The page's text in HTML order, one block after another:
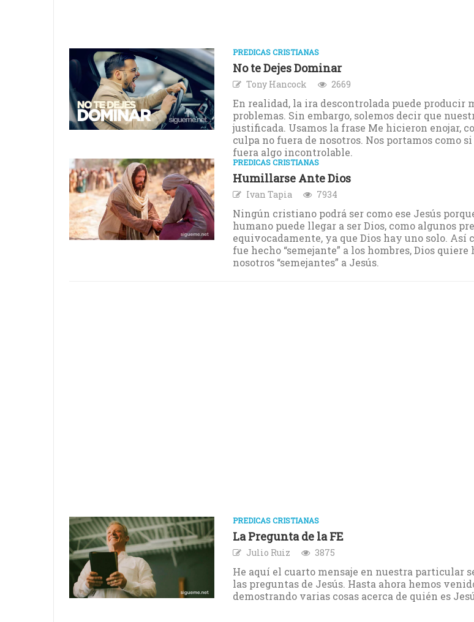
PREDICAS CRISTIANAS
No te Dejes Dominar
Tony Hancock 2669
En realidad, la ira descontrolada puede producir
problemas. Sin embargo, solemos decir que
justificada. Usamos la frase Me hicieron enojar,
culpa no fuera de nosotros. Nos portamos como
fuera algo incontrolable.
PREDICAS CRISTIANAS
Humillarse Ante Dios
Ivan Tapia 7934
Ningún cristiano podrá ser como ese Jesús
humano puede llegar a ser Dios, como algunos
equivocadamente, ya que Dios hay uno solo. Así
fue hecho “semejante” a los hombres, Dios quiere
nosotros “semejantes” a Jesús.
PREDICAS CRISTIANAS
La Pregunta de la FE
Julio Ruiz 3875
He aquí el cuarto mensaje en nuestra particular
las preguntas de Jesús. Hasta ahora hemos
demostrando varias cosas acerca de quién es